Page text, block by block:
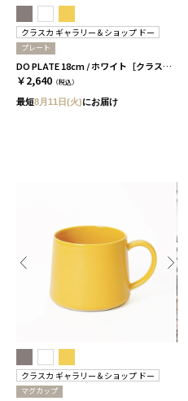
クラスカ ギャラリー＆ショップ ドー
プレート
DO PLATE 18cm / ホワイト［クラスカ ギャラリー＆ショップ ドー］
￥2,640 （税込）
最短8月11日(火)にお届け
クラスカ ギャラリー＆ショップ ドー
マグカップ